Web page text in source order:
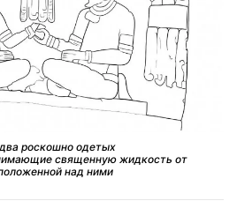
роскошно одетых
священную жидкость от
над ними